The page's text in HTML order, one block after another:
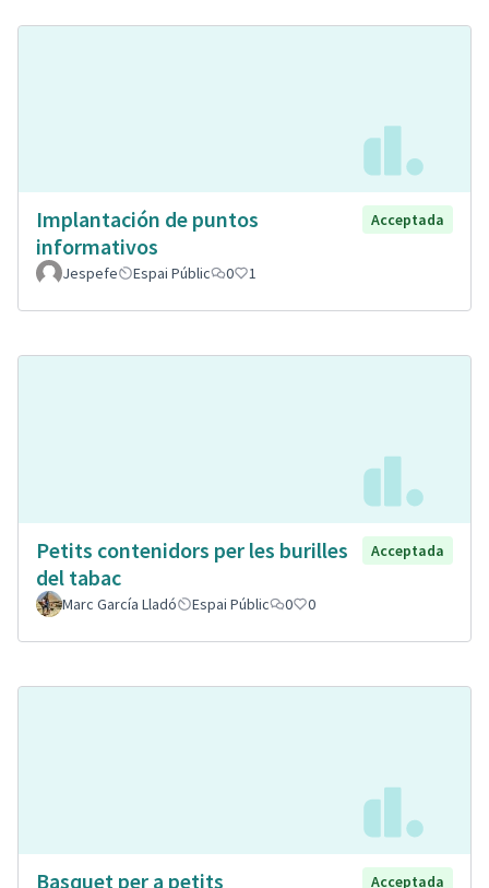
Implantación de puntos
informativos
Acceptada
Jespefe Espai Públic 0 1
Petits contenidors per les burilles
del tabac
Acceptada
Marc García Lladó Espai Públic 0 0
Basquet per a petits Acceptada